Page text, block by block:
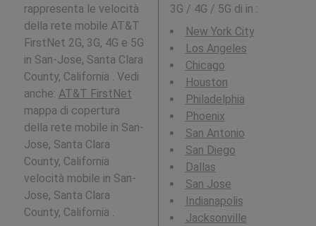
rappresenta le velocità
della rete mobile AT&T
FirstNet 2G, 3G, 4G e 5G
in San-Jose, Santa Clara
County, California . Vedi
anche: AT&T FirstNet
mappa di copertura
della rete mobile in San-
Jose, Santa Clara
County, California
velocità mobile in San-
Jose, Santa Clara
County, California .
3G / 4G / 5G di in :
New York City
Los Angeles
Chicago
Houston
Philadelphia
Phoenix
San Antonio
San Diego
Dallas
San Jose
Indianapolis
Jacksonville